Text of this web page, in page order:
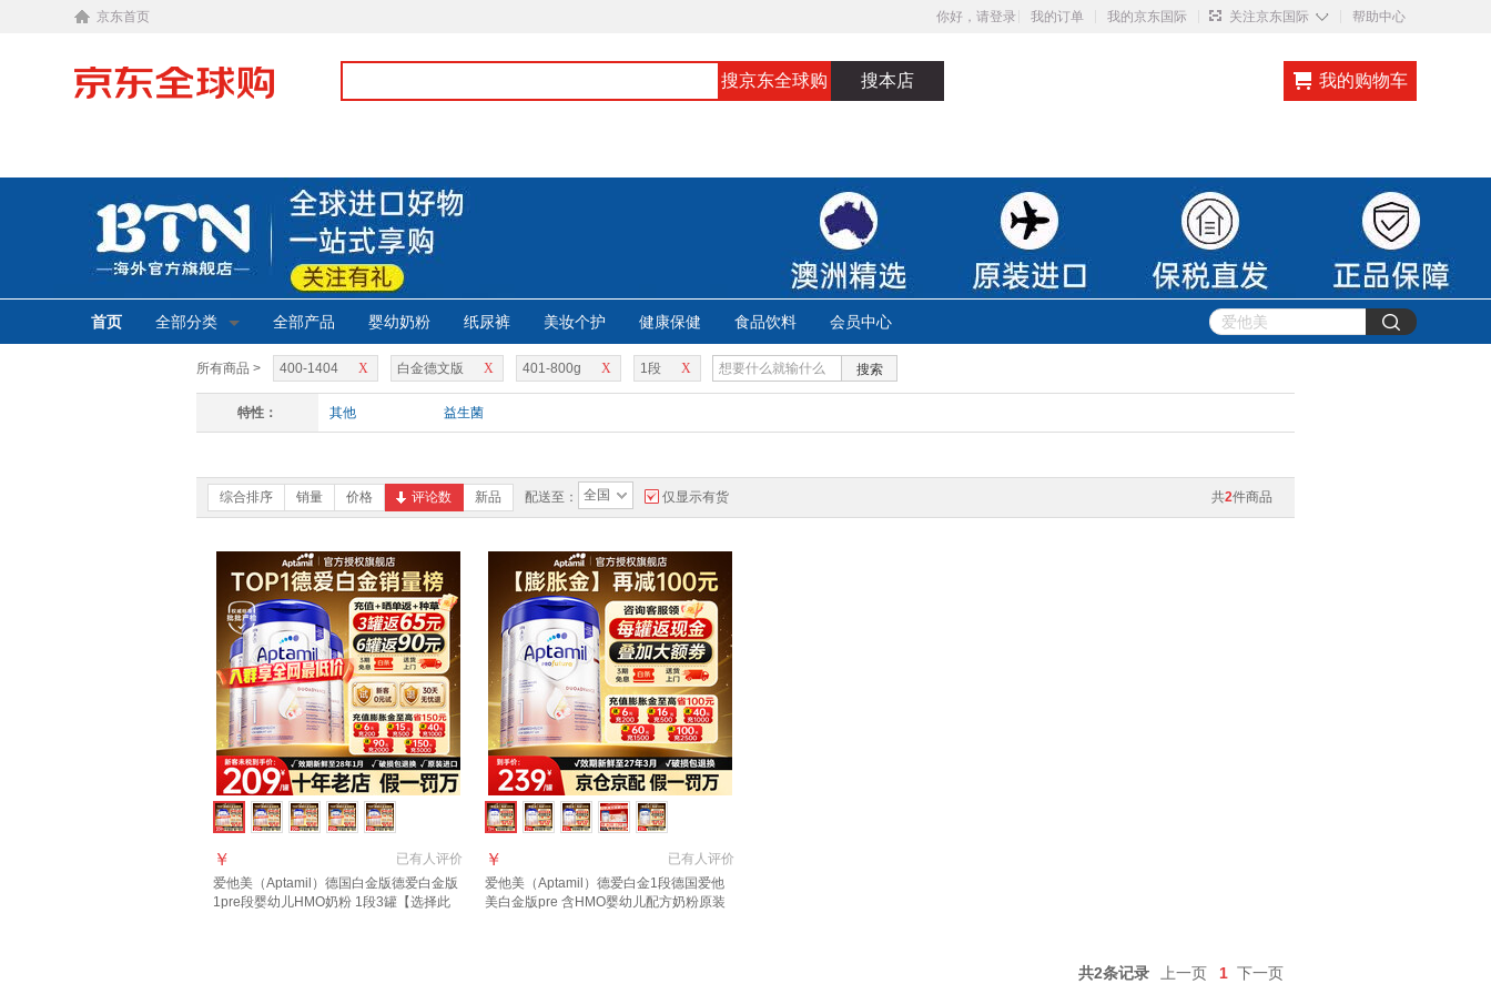
京东首页 你好，请登录 我的订单 我的京东国际 关注京东国际 ◇ 帮助中心
搜京东全球购 搜本店 我的购物车
首页 全部分类 全部产品 婴幼奶粉 纸尿裤 美妆个护 健康保健 食品饮料 会员中心
所有商品 > X
400-1404 X
白金德文版 X
401-800g X
1段 搜索
特性： 其他 益生菌
共2件商品
综合排序 销量 价格 评论数 新品 配送至： 全国 仅显示有货
已有人评价
￥
爱他美（Aptamil）德国白金版德爱白金版
1pre段婴幼儿HMO奶粉 1段3罐【选择此
已有人评价
￥
爱他美（Aptamil）德爱白金1段德国爱他
美白金版pre 含HMO婴幼儿配方奶粉原装
共2条记录 上一页 1 下一页